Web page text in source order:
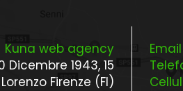
Kuna web agency
Dicembre 1943, 15
Firenze (FI)
Email